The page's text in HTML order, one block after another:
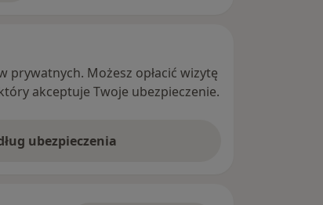
prywatnych. Możesz opłacić wizytę
akceptuje Twoje ubezpieczenie.
ubezpieczenia